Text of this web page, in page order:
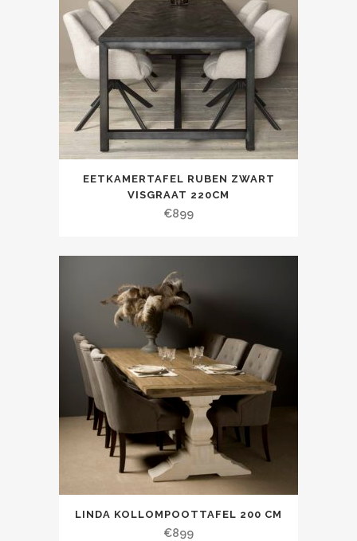
EETKAMERTAFEL RUBEN ZWART
VISGRAAT 220CM
€899
LINDA KOLLOMPOOTTAFEL 200 CM
€899